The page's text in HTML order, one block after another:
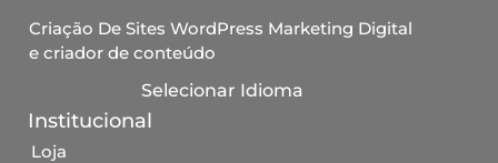
Criação De Sites WordPress Marketing Digital
e criador de conteúdo
Selecionar Idioma
Institucional
Loja